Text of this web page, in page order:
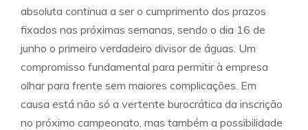
absoluta continua a ser o cumprimento dos prazos
fixados nas próximas semanas, sendo o dia 16 de
junho o primeiro verdadeiro divisor de águas. Um
compromisso fundamental para permitir à empresa
olhar para frente sem maiores complicações. Em
causa está não só a vertente burocrática da inscrição
no próximo campeonato, mas também a possibilidade